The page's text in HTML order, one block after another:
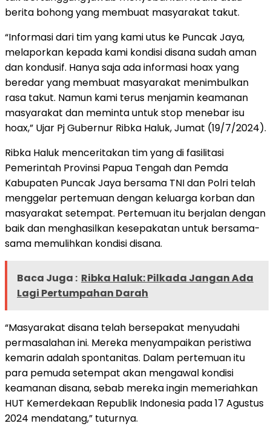
berita bohong yang membuat masyarakat takut.
“Informasi dari tim yang kami utus ke Puncak Jaya,
melaporkan kepada kami kondisi disana sudah aman
dan kondusif. Hanya saja ada informasi hoax yang
beredar yang membuat masyarakat menimbulkan
rasa takut. Namun kami terus menjamin keamanan
masyarakat dan meminta untuk stop menebar isu
hoax,” Ujar Pj Gubernur Ribka Haluk, Jumat (19/7/2024).
Ribka Haluk menceritakan tim yang di fasilitasi
Pemerintah Provinsi Papua Tengah dan Pemda
Kabupaten Puncak Jaya bersama TNI dan Polri telah
menggelar pertemuan dengan keluarga korban dan
masyarakat setempat. Pertemuan itu berjalan dengan
baik dan menghasilkan kesepakatan untuk bersama-
sama memulihkan kondisi disana.
Baca Juga : Ribka Haluk: Pilkada Jangan Ada
Lagi Pertumpahan Darah
“Masyarakat disana telah bersepakat menyudahi
permasalahan ini. Mereka menyampaikan peristiwa
kemarin adalah spontanitas. Dalam pertemuan itu
para pemuda setempat akan mengawal kondisi
keamanan disana, sebab mereka ingin memeriahkan
HUT Kemerdekaan Republik Indonesia pada 17 Agustus
2024 mendatang,” tuturnya.